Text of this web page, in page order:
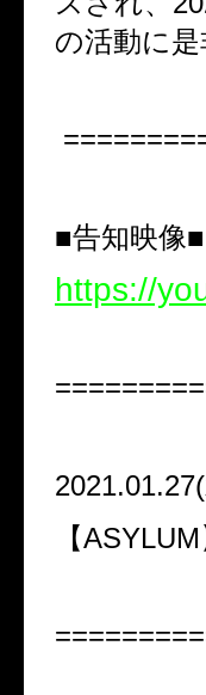
の活動に是
■告知映像■
https://
【